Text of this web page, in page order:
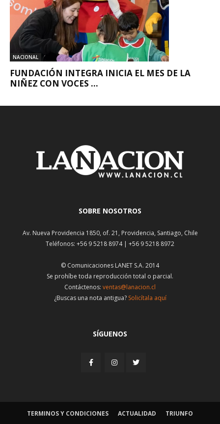
NACIONAL
FUNDACIÓN INTEGRA INICIA EL MES DE LA
NIÑEZ CON VOCES ...
SOBRE NOSOTROS
Av. Nueva Providencia 1850, of. 21, Providencia, Santiago, Chile
Teléfonos: +56 9 5218 8974 | +56 9 5218 8972
© Comunicaciones LANET S.A. 2014
Se prohíbe toda reproducción total o parcial.
Contáctenos: ventas@lanacion.cl
¿Buscas una nota antigua? Solicítala aquí
SÍGUENOS
TERMINOS Y CONDICIONES ACTUALIDAD TRIUNFO